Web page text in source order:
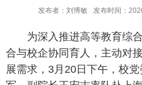
发布者：刘博敏 发布时间：
为深入推进高等教育综
合与校企协同育人，主动对
展需求，3月20日下午，校